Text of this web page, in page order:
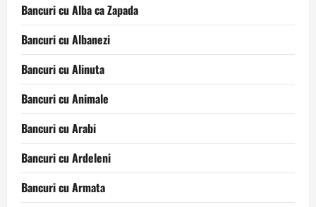
Bancuri cu Alba ca Zapada
Bancuri cu Albanezi
Bancuri cu Alinuta
Bancuri cu Animale
Bancuri cu Arabi
Bancuri cu Ardeleni
Bancuri cu Armata